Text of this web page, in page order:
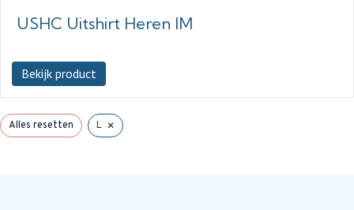
USHC Uitshirt Heren IM
Bekijk product
Alles resetten L ×